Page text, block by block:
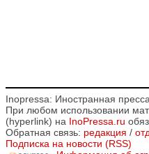
Inopressa: Иностранная
При любом использовании
(hyperlink) на InoPressa.ru
Обратная связь: редакция /
Подписка на новости (RSS)